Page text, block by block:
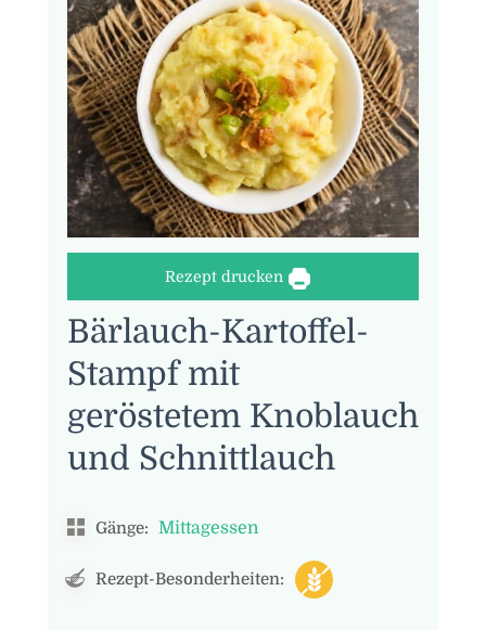
Rezept drucken
Bärlauch-Kartoffel-
Stampf mit
geröstetem Knoblauch
und Schnittlauch
Gänge: Mittagessen
Rezept-Besonderheiten: